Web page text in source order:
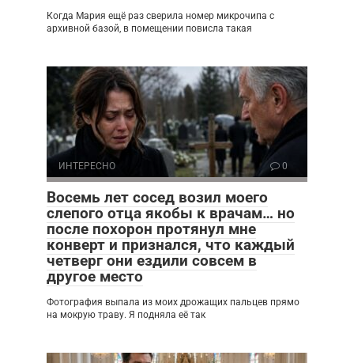
Когда Мария ещё раз сверила номер микрочипа с
архивной базой, в помещении повисла такая
ИНТЕРЕСНО 0
Восемь лет сосед возил моего
слепого отца якобы к врачам… но
после похорон протянул мне
конверт и признался, что каждый
четверг они ездили совсем в
другое место
Фотография выпала из моих дрожащих пальцев прямо
на мокрую траву. Я подняла её так